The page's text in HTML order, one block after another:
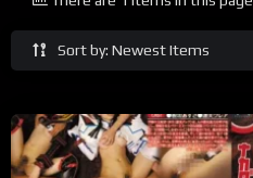
Sort by: Newest Items